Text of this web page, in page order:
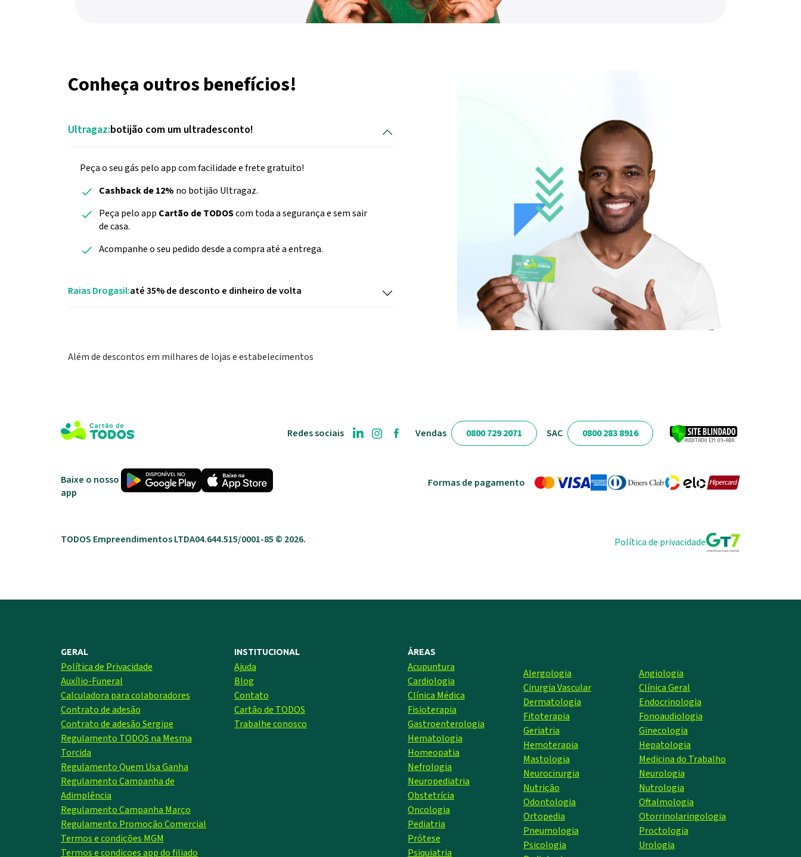
Conheça outros benefícios!
Ultragaz:botijão com um ultradesconto!
Peça o seu gás pelo app com facilidade e frete gratuito!
Cashback de 12% no botijão Ultragaz.
Peça pelo app Cartão de TODOScom toda a segurança e sem sair
de casa.
Acompanhe o seu pedido desde a compra até a entrega.
Raias Drogasil:até 35% de desconto e dinheiro de volta
Além de descontos em milhares de lojas e estabelecimentos
Baixe o nosso
app
Redes sociais Vendas 0800 729 2071 SAC 0800 283 8916
Formas de pagamento
TODOS Empreendimentos LTDA04.644.515/0001-85 © 2026. Política de privacidade
GERAL
Política de Privacidade
Auxílio-Funeral
Calculadora para colaboradores
Contrato de adesão
Contrato de adesão Sergipe
Regulamento TODOS na Mesma
Torcida
Regulamento Quem Usa Ganha
Regulamento Campanha de
Adimplência
Regulamento Campanha Março
Regulamento Promoção Comercial
Termos e condições MGM
Termos e condicoes app do filiado
INSTITUCIONAL
Ajuda
Blog
Contato
Cartão de TODOS
Trabalhe conosco
ÁREAS
Acupuntura
Cardiologia
Clínica Médica
Fisioterapia
Gastroenterologia
Hematologia
Homeopatia
Nefrologia
Neuropediatria
Obstetrícia
Oncologia
Pediatria
Prótese
Psiquiatria
Alergologia
Cirurgia Vascular
Dermatologia
Fitoterapia
Geriatria
Hemoterapia
Mastologia
Neurocirurgia
Nutrição
Odontologia
Ortopedia
Pneumologia
Psicologia
Angiologia
Clínica Geral
Endocrinologia
Fonoaudiologia
Ginecologia
Hepatologia
Medicina do Trabalho
Neurologia
Nutrologia
Oftalmologia
Otorrinolaringologia
Proctologia
Urologia